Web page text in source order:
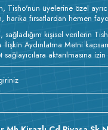
Tisho'nun üyelerine özel
harika fırsatlardan hemen
kişisel verilerin
İlişkin Aydınlatma Metni
aktarılmasına izin